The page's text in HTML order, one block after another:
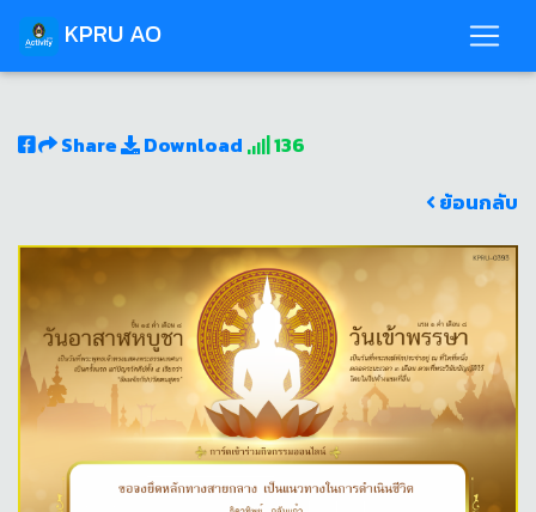
KPRU AO
Share Download
136
ย้อนกลับ